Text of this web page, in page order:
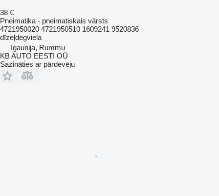
38 €
Pneimatika - pneimatiskais vārsts
4721950020 4721950510 1609241 9520836
dīzeļdegviela
Igaunija, Rummu
KB AUTO EESTI OÜ
Sazināties ar pārdevēju